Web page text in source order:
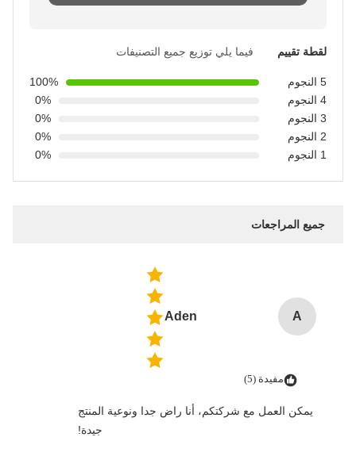
لقطة تقييم فيما يلي توزيع جميع التصنيفات
5 النجوم
100%
4 النجوم
0%
0%
0%
0%
جميع المراجعات
A
Aden
مفيدة (5)
يمكن العمل مع شركتكم، أنا راض جدا ونوعية المنتج
جيدة!